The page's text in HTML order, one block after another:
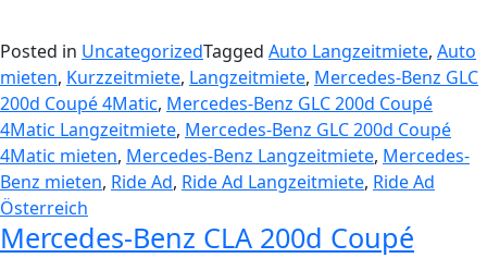
Posted in UncategorizedTagged Auto Langzeitmiete, Auto
mieten, Kurzzeitmiete, Langzeitmiete, Mercedes-Benz GLC
200d Coupé 4Matic, Mercedes-Benz GLC 200d Coupé
4Matic Langzeitmiete, Mercedes-Benz GLC 200d Coupé
4Matic mieten, Mercedes-Benz Langzeitmiete, Mercedes-
Benz mieten, Ride Ad, Ride Ad Langzeitmiete, Ride Ad
Österreich
Mercedes-Benz CLA 200d Coupé